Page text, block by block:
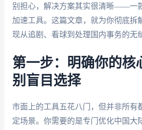
别担心，解决方案其实很清晰——一
加速工具。这篇文章，就为你彻底拆
现从追剧、看球到处理国内事务的无
第一步：明确你的核
别盲目选择
市面上的工具五花八门，但并非所有
定场景。你需要的是专门优化中国大